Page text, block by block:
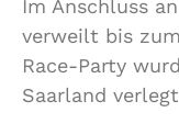
m
“
L
G
Im Anschluss
verweilt bis
Race-Party
Saarland